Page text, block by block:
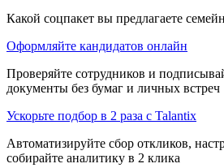
Какой соцпакет вы предлагаете
Оформляйте кандидатов онлайн
Проверяйте сотрудников и
документы без бумаг и личных встреч
Ускорьте подбор в 2 раза с Talantix
Автоматизируйте сбор откликов,
собирайте аналитику в 2 клика